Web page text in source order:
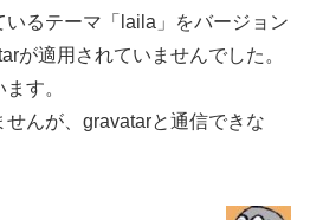
るテーマ「laila」をバージョン
が適用されていませんでした。
す。
んが、gravatarと通信できな